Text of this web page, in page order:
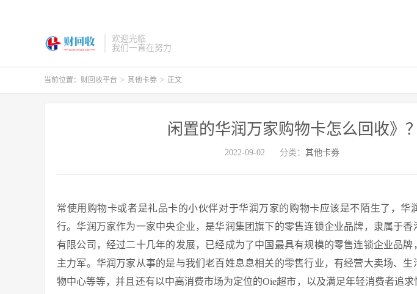
欢迎光临
我们一直在努力
当前位置： 财回收平台 > 其他卡劵 > 正文
闲置的华润万家购物卡怎么回收》？
2022-09-02 分类： 其他卡劵
常使用购物卡或者是礼品卡的小伙伴对于华润万家的购物卡应该是不陌生了，华
行。华润万家作为一家中央企业，是华润集团旗下的零售连锁企业品牌，隶属于
有限公司，经过二十几年的发展，已经成为了中国最具有规模的零售连锁企业品
主力军。华润万家从事的是与我们老百姓息息相关的零售行业，有经营大卖场、
物中心等等，并且还有以中高消费市场为定位的Oie超市，以及满足年轻消费者追